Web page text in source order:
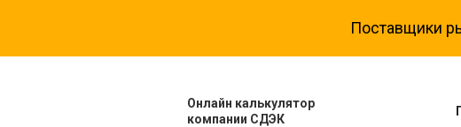
Поставщики
Онлайн калькулятор
компании СДЭК